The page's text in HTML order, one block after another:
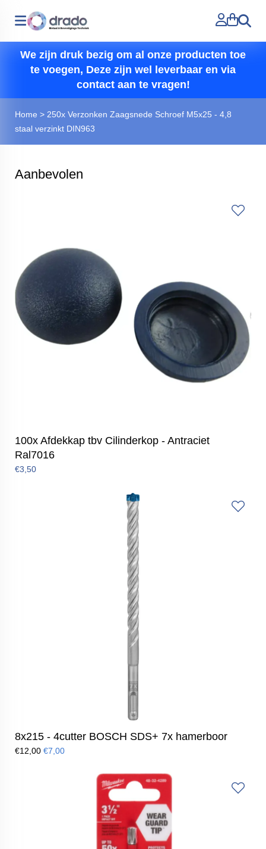
Zoeken
We zijn druk bezig om al onze producten toe
te voegen, Deze zijn wel leverbaar en via
contact aan te vragen!
Home > 250x Verzonken Zaagsnede Schroef M5x25 - 4,8
staal verzinkt DIN963
Aanbevolen
100x Afdekkap tbv Cilinderkop - Antraciet
Ral7016
€3,50
8x215 - 4cutter BOSCH SDS+ 7x hamerboor
€12,00 €7,00